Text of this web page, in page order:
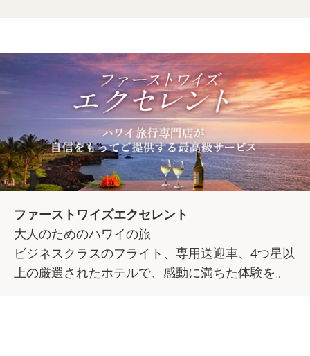
ファーストワイズエクセレント
大人のためのハワイの旅
ビジネスクラスのフライト、専用送迎車、4つ星以
上の厳選されたホテルで、感動に満ちた体験を。